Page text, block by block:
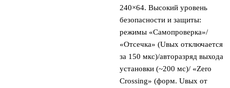
240×64. Высокий уровень
безопасности и защиты:
режимы «Самопроверка»/
«Отсечка» (Uвых отключается
за 150 мкс)/авторазряд выхода
установки (~200 мс)/ «Zero
Crossing» (форм. Uвых от